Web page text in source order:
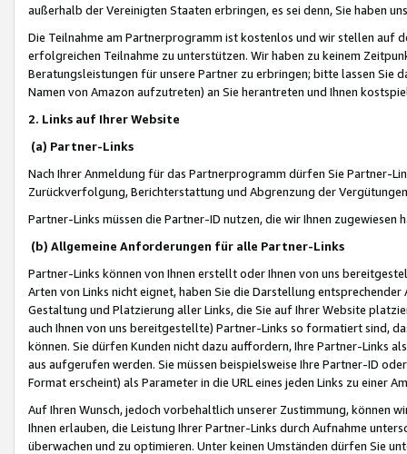
außerhalb der Vereinigten Staaten erbringen, es sei denn, Sie haben
Die Teilnahme am Partnerprogramm ist kostenlos und wir stellen auf
erfolgreichen Teilnahme zu unterstützen. Wir haben zu keinem
Beratungsleistungen für unsere Partner zu erbringen; bitte lassen Sie
Namen von Amazon aufzutreten) an Sie herantreten und Ihnen
2. Links auf Ihrer Website
(a) Partner-Links
Nach Ihrer Anmeldung für das Partnerprogramm dürfen Sie Partner-
Zurückverfolgung, Berichterstattung und Abgrenzung der
Partner-Links müssen die Partner-ID nutzen, die wir Ihnen zugewiesen
(b) Allgemeine Anforderungen für alle Partner-Links
Partner-Links können von Ihnen erstellt oder Ihnen von uns
Arten von Links nicht eignet, haben Sie die Darstellung
Gestaltung und Platzierung aller Links, die Sie auf Ihrer Website
auch Ihnen von uns bereitgestellte) Partner-Links so formatiert sind,
können. Sie dürfen Kunden nicht dazu auffordern, Ihre Partner-Links
aus aufgerufen werden. Sie müssen beispielsweise Ihre Partner-ID
Format erscheint) als Parameter in die URL eines jeden Links zu einer
Auf Ihren Wunsch, jedoch vorbehaltlich unserer Zustimmung, können
Ihnen erlauben, die Leistung Ihrer Partner-Links durch Aufnahme
überwachen und zu optimieren. Unter keinen Umständen dürfen Sie